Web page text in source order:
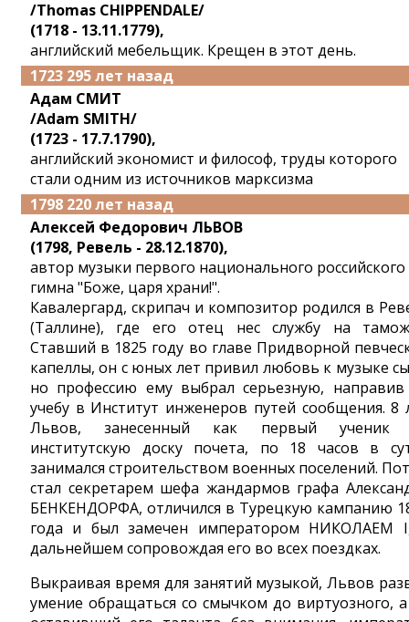
/Thomas CHIPPENDALE/
(1718 - 13.11.1779),
английский мебельщик. Крещен в этот день.
1723 295 лет назад
Адам СМИТ
/Adam SMITH/
(1723 - 17.7.1790),
английский экономист и философ, труды которого
стали одним из источников марксизма
1798 220 лет назад
Алексей Федорович ЛЬВОВ
(1798, Ревель - 28.12.1870),
автор музыки первого национального российского
гимна "Боже, царя храни!".
Кавалергард, скрипач и композитор родился в
(Таллине), где его отец нес службу на
Ставший в 1825 году во главе Придворной
капеллы, он с юных лет привил любовь к музыке
но профессию ему выбрал серьезную,
учебу в Институт инженеров путей сообщения. 8
Львов, занесенный как первый ученик
институтскую доску почета, по 18 часов в
занимался строительством военных поселений.
стал секретарем шефа жандармов графа
БЕНКЕНДОРФА, отличился в Турецкую кампанию
года и был замечен императором НИКОЛАЕМ
дальнейшем сопровождая его во всех поездках.
Выкраивая время для занятий музыкой, Львов
умение обращаться со смычком до виртуозного,